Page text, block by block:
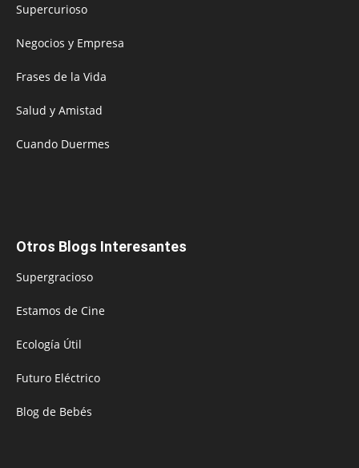
Supercurioso
Negocios y Empresa
Frases de la Vida
Salud y Amistad
Cuando Duermes
Otros Blogs Interesantes
Supergracioso
Estamos de Cine
Ecología Útil
Futuro Eléctrico
Blog de Bebés